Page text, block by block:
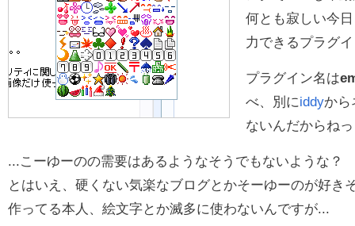
何とも寂しい今
力できるプラグ
プラグイン名は
べ、別にiddyから
ないんだからね
...こーゆーのの需要はあるようなそうでもないような？
とはいえ、硬くない気楽なブログとかそーゆーのが好き
作ってる本人、絵文字とか滅多に使わないんですが...